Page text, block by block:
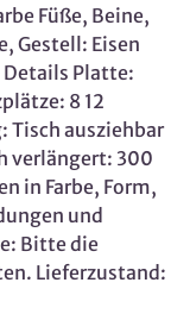
Füße, Beine,
Gestell: Eisen
Details Platte:
8 12
Tisch ausziehbar
verlängert: 300
in Farbe, Form,
und
Bitte die
Lieferzustand: